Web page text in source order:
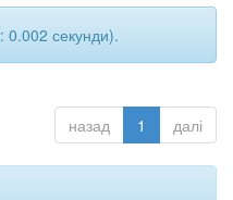
0.002 секунди).
назад 1 далі